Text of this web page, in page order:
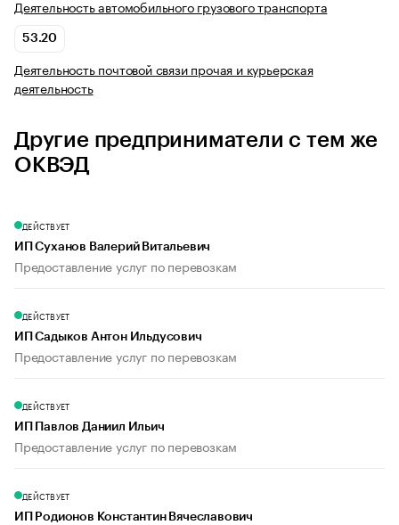
Деятельность автомобильного грузового транспорта
53.20
Деятельность почтовой связи прочая и курьерская
деятельность
Другие предприниматели с тем же
ОКВЭД
ДЕЙСТВУЕТ
ИП Суханов Валерий Витальевич
Предоставление услуг по перевозкам
ДЕЙСТВУЕТ
ИП Садыков Антон Ильдусович
Предоставление услуг по перевозкам
ДЕЙСТВУЕТ
ИП Павлов Даниил Ильич
Предоставление услуг по перевозкам
ДЕЙСТВУЕТ
ИП Родионов Константин Вячеславович